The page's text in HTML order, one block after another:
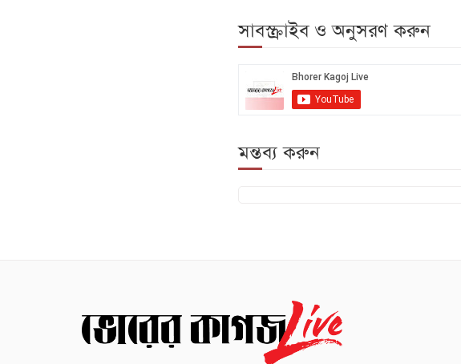
সাবস্ক্রাইব ও অনুসরণ করুন
মন্তব্য করুন